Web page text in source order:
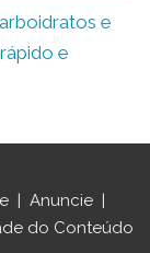
e
e
| Anuncie |
do Conteúdo